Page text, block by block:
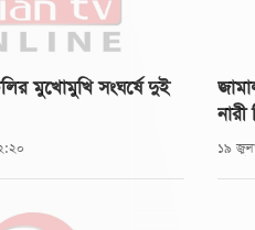
মুখোমুখি সংঘর্ষে দুই
১৯